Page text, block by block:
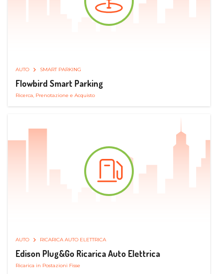
AUTO SMART PARKING
Flowbird Smart Parking
Ricerca, Prenotazione e Acquisto
AUTO RICARICA AUTO ELETTRICA
Edison Plug&Go Ricarica Auto Elettrica
Ricarica in Postazioni Fisse